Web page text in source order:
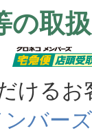
の取
けるお
バーズ